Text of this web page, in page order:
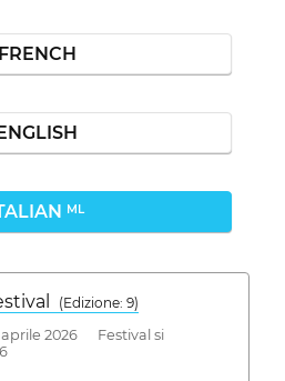
FRENCH
ML
( Edizione: 9)
aprile 2026 Festival si